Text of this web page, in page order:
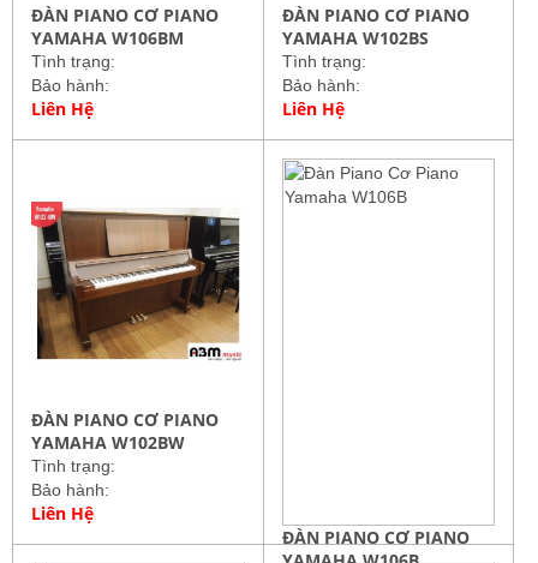
ĐÀN PIANO CƠ PIANO
YAMAHA W106BM
Tình trạng:
Bảo hành:
Liên Hệ
ĐÀN PIANO CƠ PIANO
YAMAHA W102BS
Tình trạng:
Bảo hành:
Liên Hệ
ĐÀN PIANO CƠ PIANO
YAMAHA W102BW
Tình trạng:
Bảo hành:
Liên Hệ
ĐÀN PIANO CƠ PIANO